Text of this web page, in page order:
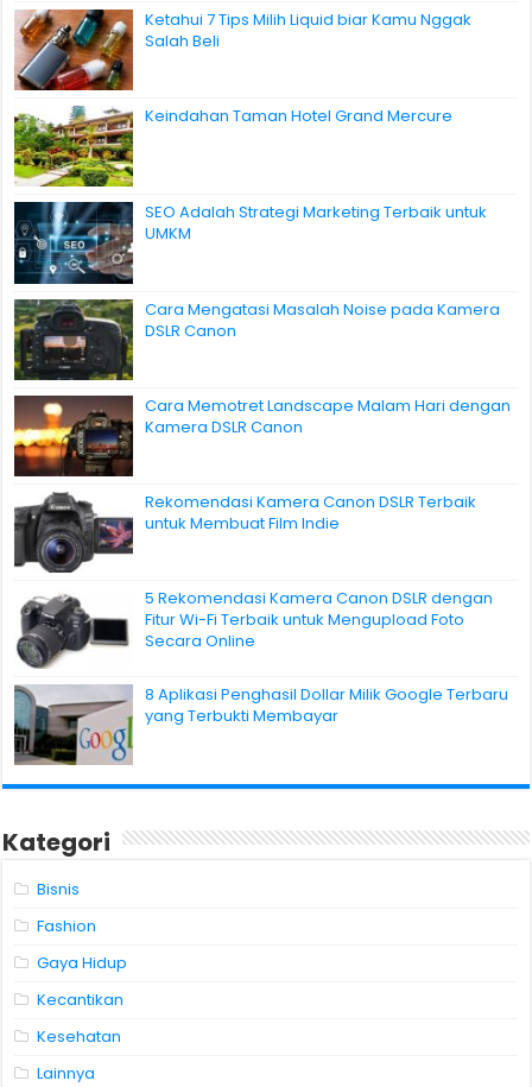
Ketahui 7 Tips Milih Liquid biar Kamu Nggak
Salah Beli
Keindahan Taman Hotel Grand Mercure
SEO Adalah Strategi Marketing Terbaik untuk
UMKM
Cara Mengatasi Masalah Noise pada Kamera
DSLR Canon
Cara Memotret Landscape Malam Hari dengan
Kamera DSLR Canon
Rekomendasi Kamera Canon DSLR Terbaik
untuk Membuat Film Indie
5 Rekomendasi Kamera Canon DSLR dengan
Fitur Wi-Fi Terbaik untuk Mengupload Foto
Secara Online
8 Aplikasi Penghasil Dollar Milik Google Terbaru
yang Terbukti Membayar
Kategori
Bisnis
Fashion
Gaya Hidup
Kecantikan
Kesehatan
Lainnya